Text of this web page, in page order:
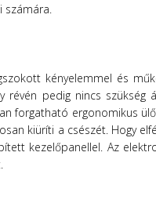
számára.
kényelemmel és
pedig nincs szükség
forgatható ergonomikus
kiüríti a csészét. Hogy
kezelőpanellel. Az